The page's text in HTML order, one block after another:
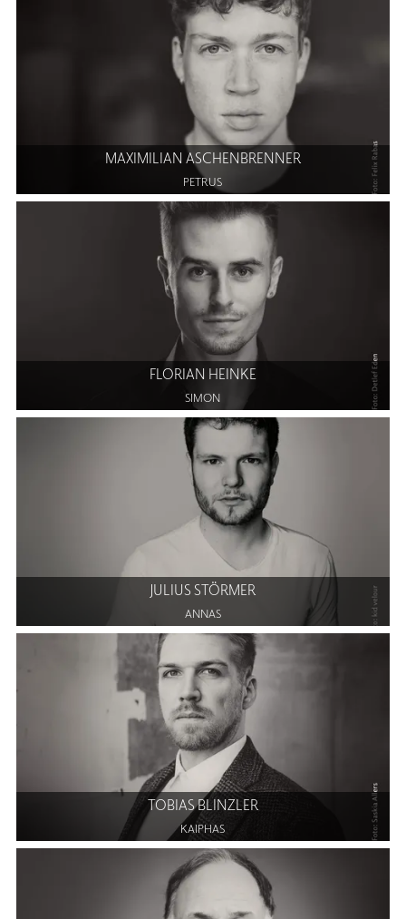
MAXIMILIAN ASCHENBRENNER
PETRUS
FLORIAN HEINKE
SIMON
JULIUS STÖRMER
ANNAS
TOBIAS BLINZLER
KAIPHAS